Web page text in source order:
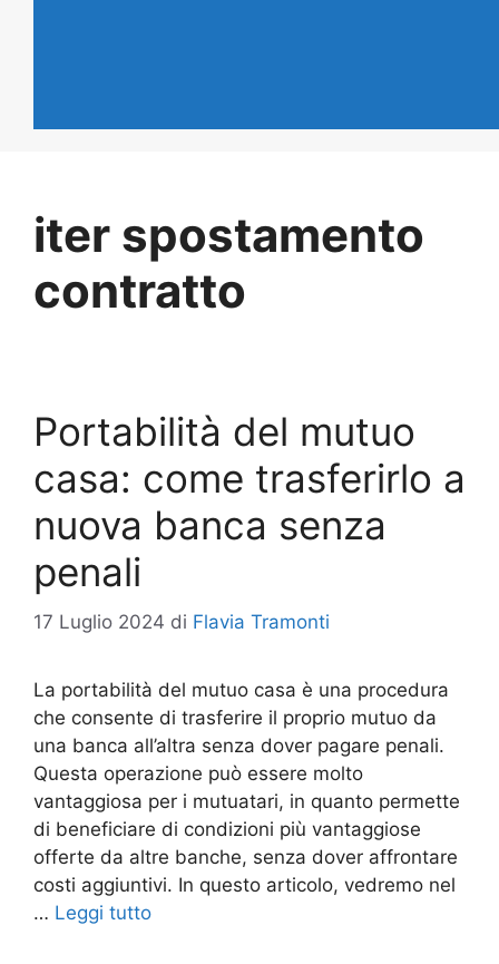
iter spostamento
contratto
Portabilità del mutuo
casa: come trasferirlo a
nuova banca senza
penali
17 Luglio 2024 di Flavia Tramonti
La portabilità del mutuo casa è una procedura
che consente di trasferire il proprio mutuo da
una banca all’altra senza dover pagare penali.
Questa operazione può essere molto
vantaggiosa per i mutuatari, in quanto permette
di beneficiare di condizioni più vantaggiose
offerte da altre banche, senza dover affrontare
costi aggiuntivi. In questo articolo, vedremo nel
… Leggi tutto